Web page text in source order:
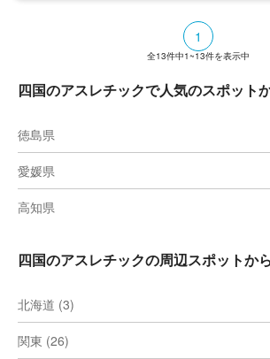
ス」という全長105m
す。大人もローラーエ
から12歳のお子様のみ
ンロープのような遊具
す。駐車場も68台分用
びが融合した素晴らし
い出に残る家族旅行が
1
全13件中1~13件を表示中
四国のアスレチックで人気のスポット
徳島県
愛媛県
高知県
四国のアスレチックの周辺スポットか
北海道 (3)
関東 (26)